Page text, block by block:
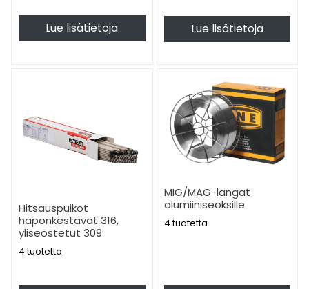
Lue lisätietoja Lue lisätietoja
Hitsauspuikot
haponkestävät 316,
yliseostetut 309
4 tuotetta
MIG/MAG-langat
alumiiniseoksille
4 tuotetta